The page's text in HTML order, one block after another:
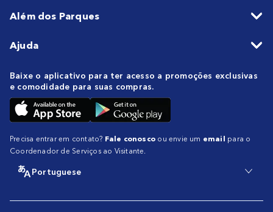
Além dos Parques
Ajuda
Baixe o aplicativo para ter acesso a promoções exclusivas
e comodidade para suas compras.
Precisa entrar em contato? Fale conosco ou envie um email para o
Coordenador de Serviços ao Visitante.
Portuguese